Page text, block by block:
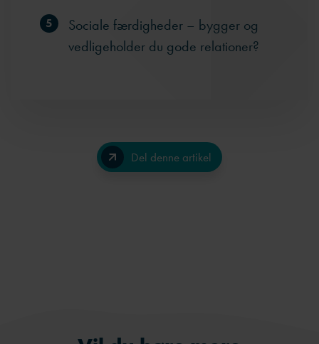
Sociale færdigheder – bygger og
vedligeholder du gode relationer?
Del denne artikel